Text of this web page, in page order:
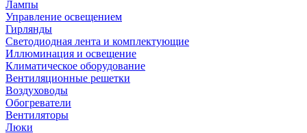
Лампы
Управление освещением
Гирлянды
Светодиодная лента и комплектующие
Иллюминация и освещение
Климатическое оборудование
Вентиляционные решетки
Воздуховоды
Обогреватели
Вентиляторы
Люки